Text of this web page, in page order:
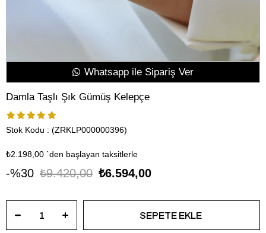
Whatsapp ile Sipariş Ver
Damla Taşlı Şık Gümüş Kelepçe
Stok Kodu (ZRKLP000000396)
₺2.198,00 `den başlayan taksitlerle
30 ₺9.420,00 ₺6.594,00